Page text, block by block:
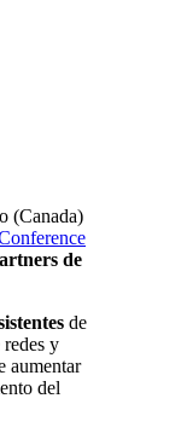
(Canada)
de
de
redes y
aumentar
del